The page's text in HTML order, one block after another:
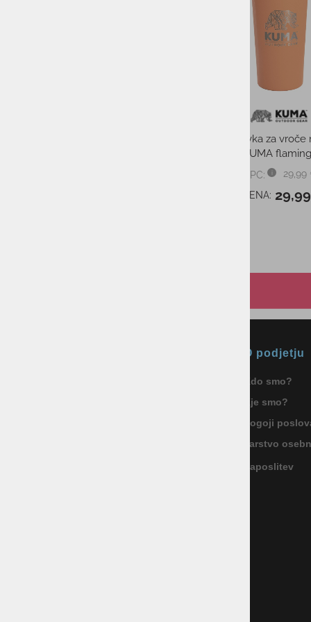
Termovka za
KUMA
PMPC:
29,99
AS CENA:
O podjetju
Kdo smo?
Kje smo?
Pogoji
Varstvo
Zaposlitev